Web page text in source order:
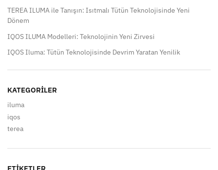
TEREA ILUMA ile Tanışın: Isıtmalı Tütün Teknolojisinde Yeni
Dönem
IQOS ILUMA Modelleri: Teknolojinin Yeni Zirvesi
IQOS Iluma: Tütün Teknolojisinde Devrim Yaratan Yenilik
KATEGORILER
iluma
iqos
terea